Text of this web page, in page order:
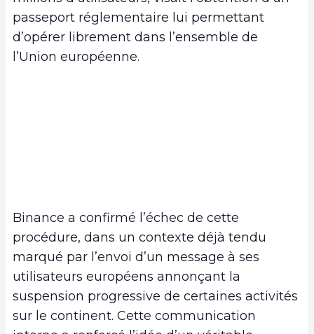
passeport réglementaire lui permettant
d’opérer librement dans l’ensemble de
l’Union européenne.
Binance a confirmé l’échec de cette
procédure, dans un contexte déjà tendu
marqué par l’envoi d’un message à ses
utilisateurs européens annonçant la
suspension progressive de certaines activités
sur le continent. Cette communication